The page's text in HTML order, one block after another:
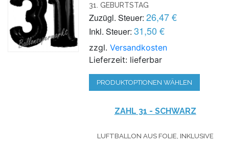
31. GEBURTSTAG
Zuzügl. Steuer: 26,47 €
Inkl. Steuer: 31,50 €
zzgl.Versandkosten
Lieferzeit: lieferbar
PRODUKTOPTIONEN WÄHLEN
ZAHL 31 - SCHWARZ
LUFTBALLON AUS FOLIE, INKLUSIVE